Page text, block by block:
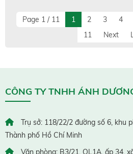
Page 1 / 11 1 2 3 4
11
Next
CÔNG TY TNHH ÁNH
Trụ sở: 118/22/2 đường số 6, khu
Thành phố Hồ Chí Minh
Văn phòng: B3/21, QL1A, ấp 34,